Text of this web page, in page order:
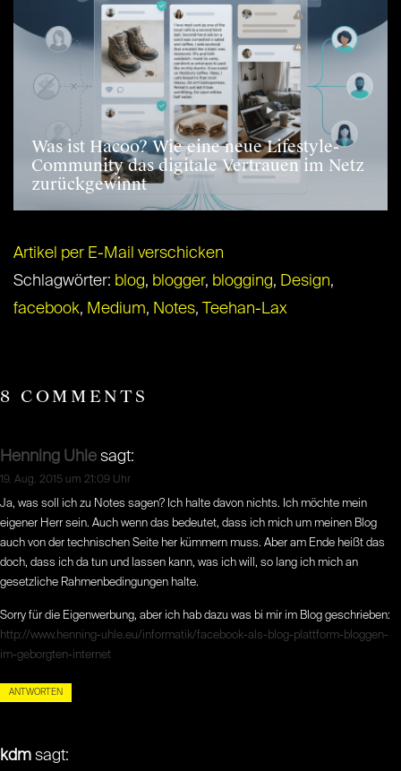
Was ist Hacoo? Wie eine neue Lifestyle-
Community das digitale Vertrauen im Netz
zurückgewinnt
Artikel per E-Mail verschicken
Schlagwörter: blog, blogger, blogging, Design,
facebook, Medium, Notes, Teehan-Lax
8 COMMENTS
Henning Uhle sagt:
19. Aug. 2015 um 21:09 Uhr
Ja, was soll ich zu Notes sagen? Ich halte davon nichts. Ich möchte mein
eigener Herr sein. Auch wenn das bedeutet, dass ich mich um meinen Blog
auch von der technischen Seite her kümmern muss. Aber am Ende heißt das
doch, dass ich da tun und lassen kann, was ich will, so lang ich mich an
gesetzliche Rahmenbedingungen halte.
Sorry für die Eigenwerbung, aber ich hab dazu was bi mir im Blog geschrieben:
http://www.henning-uhle.eu/informatik/facebook-als-blog-plattform-bloggen-
im-geborgten-internet
ANTWORTEN
kdm sagt: